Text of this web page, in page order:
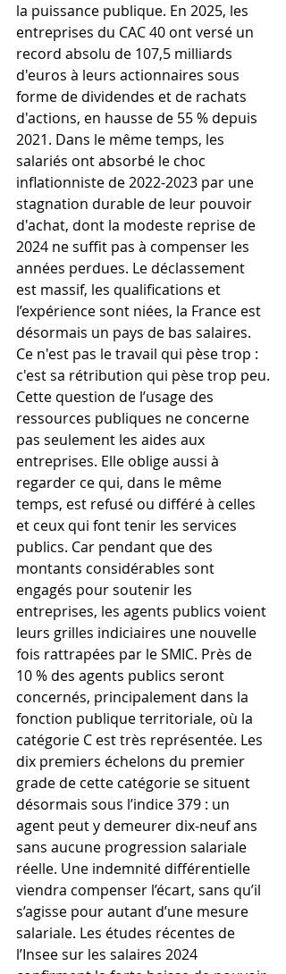
la puissance publique. En 2025, les
entreprises du CAC 40 ont versé un
record absolu de 107,5 milliards
d'euros à leurs actionnaires sous
forme de dividendes et de rachats
d'actions, en hausse de 55 % depuis
2021. Dans le même temps, les
salariés ont absorbé le choc
inflationniste de 2022-2023 par une
stagnation durable de leur pouvoir
d'achat, dont la modeste reprise de
2024 ne suffit pas à compenser les
années perdues. Le déclassement
est massif, les qualifications et
l’expérience sont niées, la France est
désormais un pays de bas salaires.
Ce n'est pas le travail qui pèse trop :
c'est sa rétribution qui pèse trop peu.
Cette question de l’usage des
ressources publiques ne concerne
pas seulement les aides aux
entreprises. Elle oblige aussi à
regarder ce qui, dans le même
temps, est refusé ou différé à celles
et ceux qui font tenir les services
publics. Car pendant que des
montants considérables sont
engagés pour soutenir les
entreprises, les agents publics voient
leurs grilles indiciaires une nouvelle
fois rattrapées par le SMIC. Près de
10 % des agents publics seront
concernés, principalement dans la
fonction publique territoriale, où la
catégorie C est très représentée. Les
dix premiers échelons du premier
grade de cette catégorie se situent
désormais sous l’indice 379 : un
agent peut y demeurer dix-neuf ans
sans aucune progression salariale
réelle. Une indemnité différentielle
viendra compenser l’écart, sans qu’il
s’agisse pour autant d’une mesure
salariale. Les études récentes de
l’Insee sur les salaires 2024